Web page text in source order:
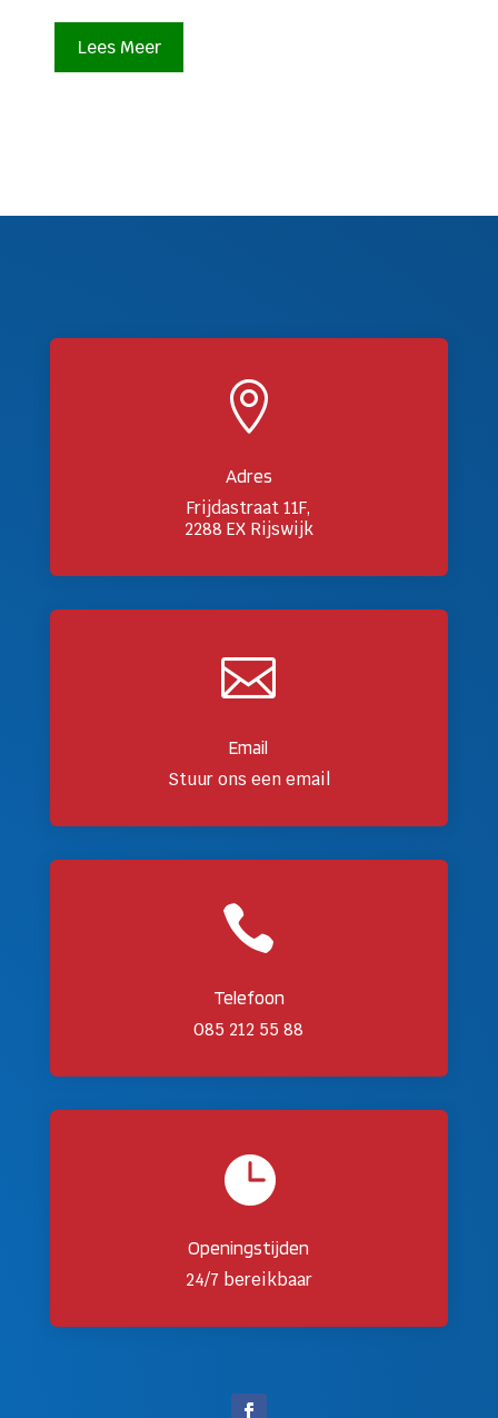
Lees Meer

Adres
Frijdastraat 11F,
2288 EX Rijswijk

Email
Stuur ons een email

Telefoon
085 212 55 88

Openingstijden
24/7 bereikbaar